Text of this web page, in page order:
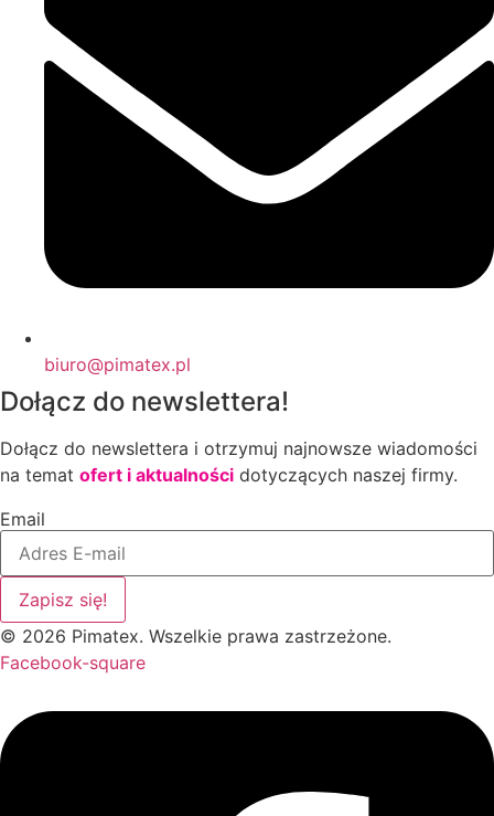
biuro@pimatex.pl
Dołącz do newslettera!
Dołącz do newslettera i otrzymuj najnowsze wiadomości
na temat ofert i aktualności dotyczących naszej firmy.
Email
Zapisz się!
© 2026 Pimatex. Wszelkie prawa zastrzeżone.
Facebook-square